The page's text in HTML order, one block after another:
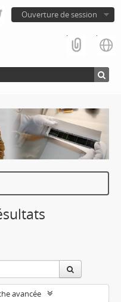
Ouverture de session
avancée